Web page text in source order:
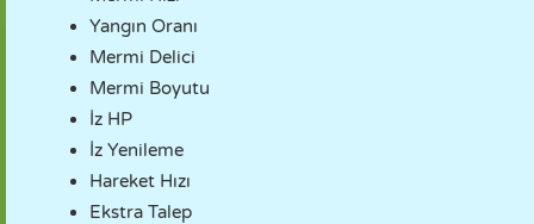
Yangın Oranı
Mermi Delici
Mermi Boyutu
İz HP
İz Yenileme
Hareket Hızı
Ekstra Talep